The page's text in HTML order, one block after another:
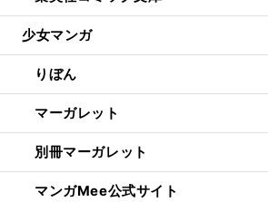
少女マンガ
りぼん
マーガレット
別冊マーガレット
マンガMee公式サイト